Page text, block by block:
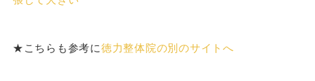
★こちらも参考に徳力整体院の別のサイトへ